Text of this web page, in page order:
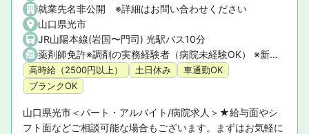
就業先名非公開 ※詳細はお問い合わせください
山口県光市
JR山陽本線(岩国〜門司) 光駅バス10分
薬剤師免許※調剤の実務経験者（病院未経験OK） ※新卒社員・第二新卒の方も相談OK！ ※電子カルテのため、ＰＣの入力操作ができる方
高時給（2500円以上） 土日休み
車通勤OK
ブランクOK
山口県光市＜パート・アルバイト/病院求人＞★給与面やシ
フト面などご相談可能な場合もございます。まずはお気軽に